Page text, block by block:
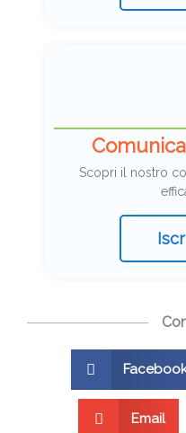
Scopri il nostro
Email